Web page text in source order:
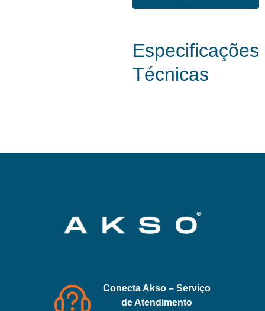
Especificações
Técnicas
Conecta Akso – Serviço
de Atendimento